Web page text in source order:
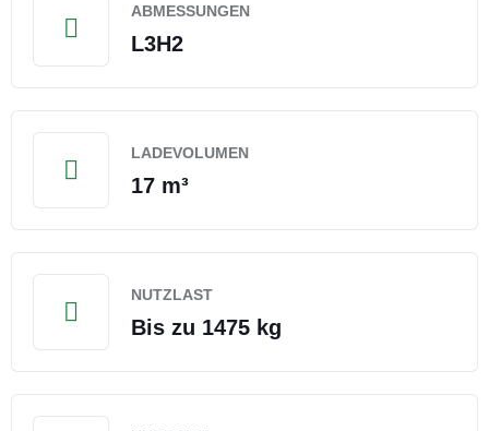
ABMESSUNGEN
L3H2
LADEVOLUMEN
17 m³
NUTZLAST
Bis zu 1475 kg